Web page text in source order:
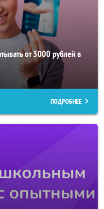
от 3000 рублей в
ПОДРОБНЕЕ